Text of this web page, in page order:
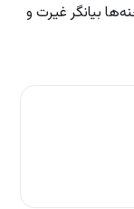
بیانگر غیرت و